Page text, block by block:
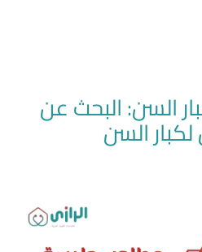
السن: البحث عن
لكبار السن